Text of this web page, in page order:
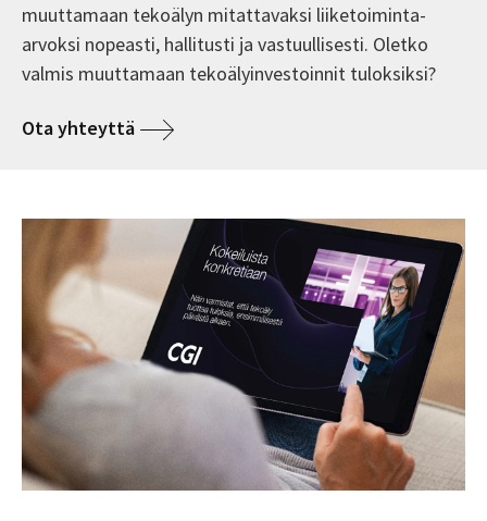
muuttamaan tekoälyn mitattavaksi liiketoiminta-
arvoksi nopeasti, hallitusti ja vastuullisesti. Oletko
valmis muuttamaan tekoälyinvestoinnit tuloksiksi?
Ota yhteyttä